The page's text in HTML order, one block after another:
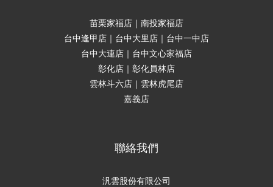
苗栗家福店｜南投家福店
台中逢甲店｜台中大里店｜台中一中店
台中大連店｜台中文心家福店
彰化店｜彰化員林店
雲林斗六店｜雲林虎尾店
嘉義店
聯絡我們
汎雲股份有限公司